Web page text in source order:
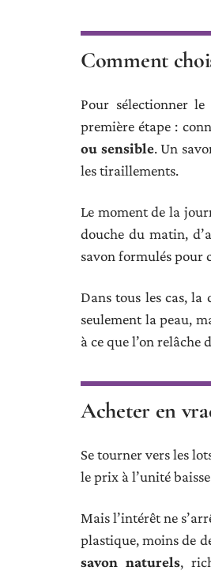
Comment
Pour sélectionner
première étape :
ou sensible. Un
les tiraillements.
Le moment de la
douche du matin,
savon formulés pour
Dans tous les cas,
seulement la peau,
à ce que l’on relâche
Acheter en
Se tourner vers les
le prix à l’unité
Mais l’intérêt ne
plastique, moins de
savon naturels,